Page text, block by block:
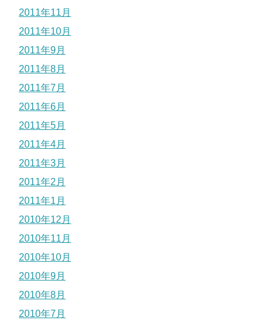
2011年11月
2011年10月
2011年9月
2011年8月
2011年7月
2011年6月
2011年5月
2011年4月
2011年3月
2011年2月
2011年1月
2010年12月
2010年11月
2010年10月
2010年9月
2010年8月
2010年7月